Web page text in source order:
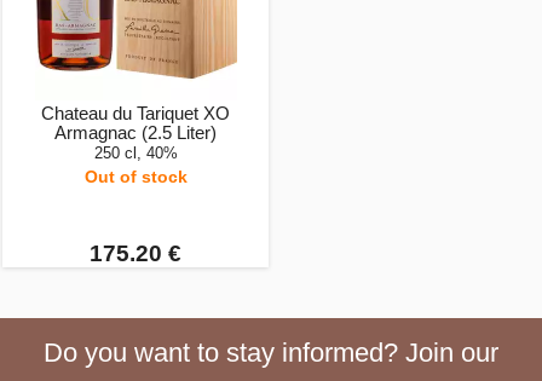
Chateau du Tariquet XO
Armagnac (2.5 Liter)
250 cl, 40%
Out of stock
175.20 €
Do you want to stay informed? Join our